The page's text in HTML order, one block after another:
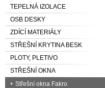
TEPELNÁ IZOLACE
OSB DESKY
ZDÍCÍ MATERIÁLY
STŘEŠNÍ KRYTINA BESK
PLOTY, PLETIVO
STŘEŠNÍ OKNA
Střešní okna Fakro